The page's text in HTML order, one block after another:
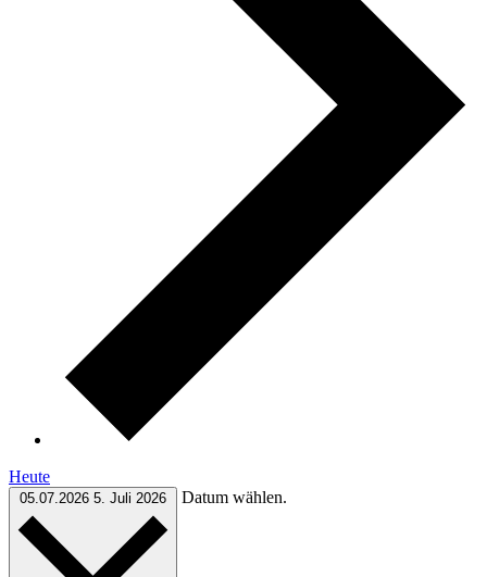
Heute
05.07.2026 5. Juli 2026 Datum wählen.